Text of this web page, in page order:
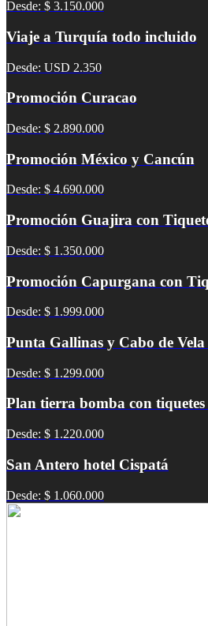
Desde: $ 3.150.000
Viaje a Turquía todo incluido
Desde: USD 2.350
Promoción Curacao
Desde: $ 2.890.000
Promoción México y Cancún
Desde: $ 4.690.000
Promoción Guajira con
Desde: $ 1.350.000
Promoción Capurgana con
Desde: $ 1.999.000
Punta Gallinas y Cabo de Vela
Desde: $ 1.299.000
Plan tierra bomba con tiquetes
Desde: $ 1.220.000
San Antero hotel Cispatá
Desde: $ 1.060.000